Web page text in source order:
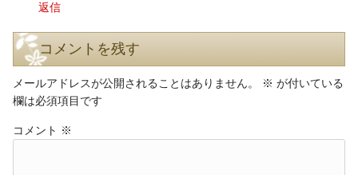
返信
コメントを残す
メールアドレスが公開されることはありません。 ※ が付いている
欄は必須項目です
コメント ※